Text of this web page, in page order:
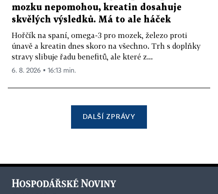
mozku nepomohou, kreatin dosahuje
skvělých výsledků. Má to ale háček
Hořčík na spaní, omega-3 pro mozek, železo proti
únavě a kreatin dnes skoro na všechno. Trh s doplňky
stravy slibuje řadu benefitů, ale které z...
6. 8. 2026 ▪ 16:13 min.
DALŠÍ ZPRÁVY